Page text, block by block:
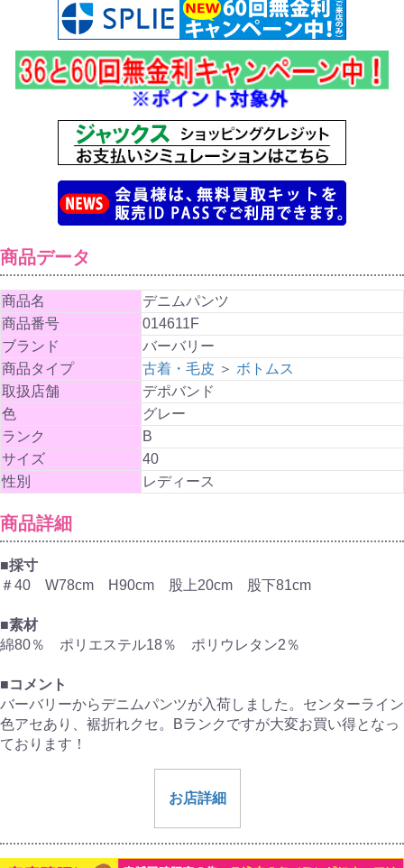
商品データ
商品名
デニムパンツ
商品番号
014611F
ブランド
バーバリー
商品タイプ
古着・毛皮 ＞ ボトムス
取扱店舗
デポバンド
色
グレー
ランク
B
サイズ
40
性別
レディース
商品詳細
■採寸
＃40 W78cm H90cm 股上20cm 股下81cm
■素材
綿80％ ポリエステル18％ ポリウレタン2％
■コメント
バーバリーからデニムパンツが入荷しました。センターライン
色アセあり、裾折れクセ。Bランクですが大変お買い得となっ
ております！
お店詳細